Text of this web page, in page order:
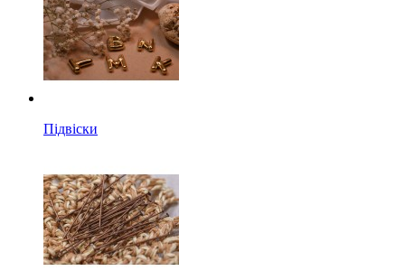
Підвіски